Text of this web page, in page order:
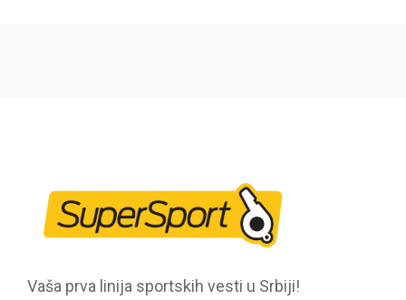
Vaša prva linija sportskih vesti u Srbiji!